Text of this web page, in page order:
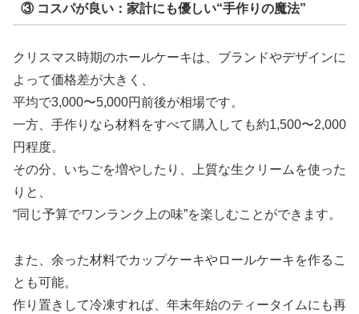
③ コスパが良い：家計にも優しい“手作りの魔法”
クリスマス時期のホールケーキは、ブランドやデザインに
よって価格差が大きく、
平均で3,000〜5,000円前後が相場です。
一方、手作りなら材料をすべて購入しても約1,500〜2,000
円程度。
その分、いちごを増やしたり、上質な生クリームを使った
りと、
“同じ予算でワンランク上の味”を楽しむことができます。
また、余った材料でカップケーキやロールケーキを作るこ
とも可能。
作り置きして冷凍すれば、年末年始のティータイムにも再